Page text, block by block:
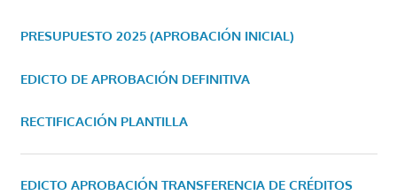
PRESUPUESTO 2025 (APROBACIÓN INICIAL)
EDICTO DE APROBACIÓN DEFINITIVA
RECTIFICACIÓN PLANTILLA
EDICTO APROBACIÓN TRANSFERENCIA DE CRÉDITOS